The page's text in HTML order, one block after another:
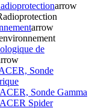
arrow
arrow
de
Sonde
Sonde Gamma
Spider